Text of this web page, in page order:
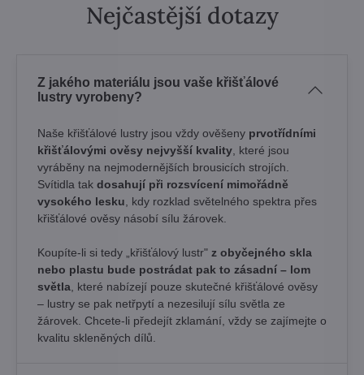
Nejčastější dotazy
Z jakého materiálu jsou vaše křišťálové
lustry vyrobeny?
Naše křišťálové lustry jsou vždy ověšeny prvotřídními
křišťálovými ověsy nejvyšší kvality, které jsou
vyráběny na nejmodernějších brousicích strojích.
Svítidla tak dosahují při rozsvícení mimořádně
vysokého lesku, kdy rozklad světelného spektra přes
křišťálové ověsy násobí sílu žárovek. ​
Koupíte-li si tedy „křišťálový lustr" z obyčejného skla
nebo plastu bude postrádat pak to zásadní – lom
světla, které nabízejí pouze skutečné křišťálové ověsy
– lustry se pak netřpytí a nezesilují sílu světla ze
žárovek. Chcete-li předejít zklamání, vždy se zajímejte o
kvalitu skleněných dílů.